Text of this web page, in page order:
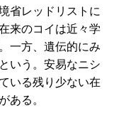
省レッドリストに
来のコイは近々学
一方、遺伝的にみ
いう。安易なニシ
いる残り少ない在
ある。